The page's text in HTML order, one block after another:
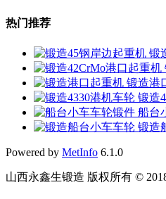
热门推荐
锻
锻造港
锻造
船台
锻造
Powered by MetInfo 6.1.0
山西永鑫生锻造 版权所有 ©